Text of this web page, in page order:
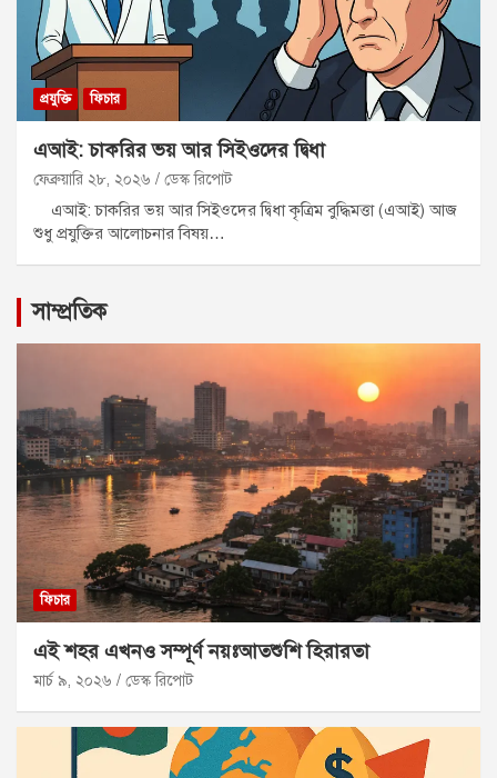
প্রযুক্তি ফিচার
এআই: চাকরির ভয় আর সিইওদের দ্বিধা
ফেব্রুয়ারি ২৮, ২০২৬ ডেস্ক রিপোট
এআই: চাকরির ভয় আর সিইওদের দ্বিধা কৃত্রিম বুদ্ধিমত্তা (এআই) আজ
শুধু প্রযুক্তির আলোচনার বিষয়…
সাম্প্রতিক
ফিচার
এই শহর এখনও সম্পূর্ণ নয়ঃআতশুশি হিরারতা
মার্চ ৯, ২০২৬ ডেস্ক রিপোট